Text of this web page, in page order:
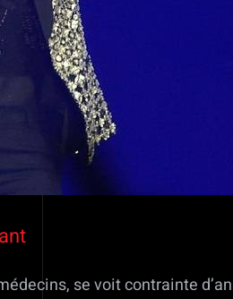
se voit contrainte